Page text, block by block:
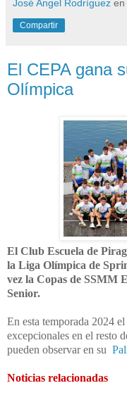
José Angel Rodríguez en
Compartir
El CEPA gana
Olímpica
El Club Escuela de
la Liga Olímpica de
vez la Copas de SSMM
Senior.
En esta temporada 2024
excepcionales en el resto
pueden observar en su
Noticias relacionadas